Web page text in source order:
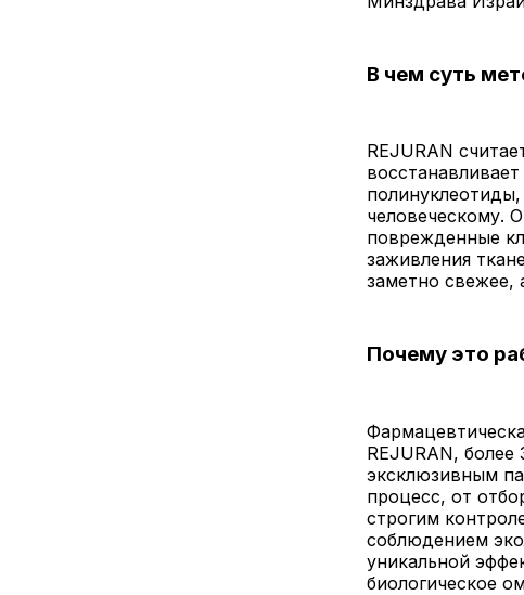
В чем суть
REJURAN
человеческому.
поврежденные
заживления
заметно свежее,
Почему это
REJURAN,
эксклюзивным
процесс, от
строгим
соблюдением
уникальной
биологическое